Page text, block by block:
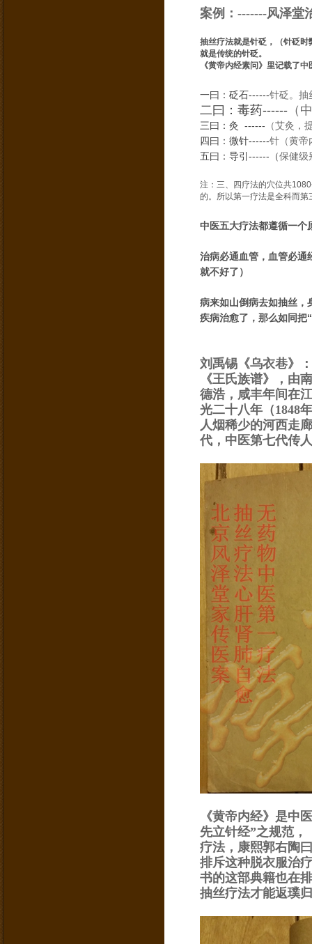
案例：-------风泽堂
抽丝疗法就是针砭，（针砭
就是传统的针砭。
《黄帝内经素问》里记载了
一曰：砭石------针砭。 抽
二曰：毒药------ （
三曰：灸 ------ （艾灸，
四曰：微针------针（黄帝
五曰：导引------ （保健级
注：三、四疗法的穴位共
的。所以第一疗法是全科而
中医五大疗法都遵循一个
治病必通血管，血管必通
就不好了）
病来如山倒病去如抽丝，
疾病治愈了，那么如同把
刘禹锡《乌衣巷》：
《王氏族谱》，由
德浩，咸丰年间在
光二十八年（1848年
人烟稀少的河西走
代，中医第七代传
《黄帝内经》是中
先立针经”之规范，
疗法，康熙郭右陶
排斥这种脱衣服治
书的这部典籍也在
抽丝疗法才能返璞